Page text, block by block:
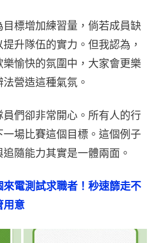
目標增加練習量，倘若成員缺
升隊伍的實力。但我認為，
愉快的氛圍中，大家會更樂
營造這種氣氛。
們卻非常開心。所有人的行
場比賽這個目標。這個例子
隨能力其實是一體兩面。
來電測試求職者！秒速篩走不
用意